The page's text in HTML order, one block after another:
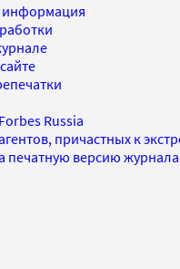
информация
Russia
причастных к
печатную версию журнала